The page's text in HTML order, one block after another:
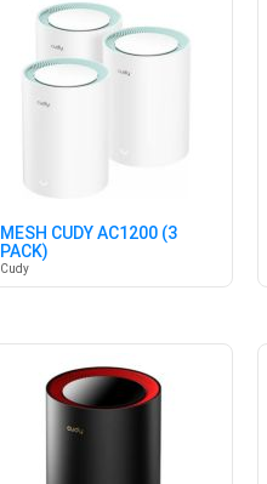
MESH CUDY AC1200 (3
PACK)
Cudy